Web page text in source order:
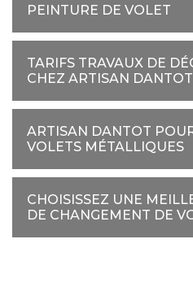
PEINTURE DE VOLET
TARIFS TRAVAUX DE
CHEZ ARTISAN DANTOT
ARTISAN DANTOT
VOLETS MÉTALLIQUES
CHOISISSEZ UNE
DE CHANGEMENT DE